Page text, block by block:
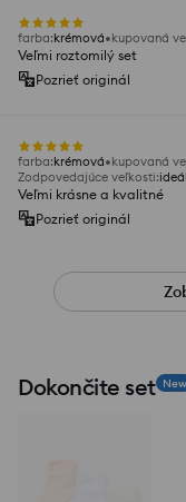
farba:krémová kupovaná
Veľmi roztomilý set
Pozrieť originál
farba:krémová kupovaná
Zodpovedajúce veľkosti:
Veľmi krásne a kvalitné
Pozrieť originál
Dokončite set New